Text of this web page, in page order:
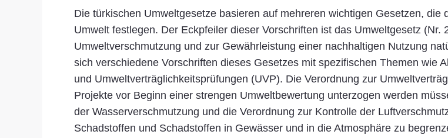
Die türkischen Umweltgesetze basieren auf mehreren wichtigen Gesetzen,
Umwelt festlegen. Der Eckpfeiler dieser Vorschriften ist das Umweltgesetz
Umweltverschmutzung und zur Gewährleistung einer nachhaltigen Nutzung
sich verschiedene Vorschriften dieses Gesetzes mit spezifischen Themen wie
und Umweltverträglichkeitsprüfungen (UVP). Die Verordnung zur
Projekte vor Beginn einer strengen Umweltbewertung unterzogen werden
der Wasserverschmutzung und die Verordnung zur Kontrolle der
Schadstoffen und Schadstoffen in Gewässer und in die Atmosphäre zu